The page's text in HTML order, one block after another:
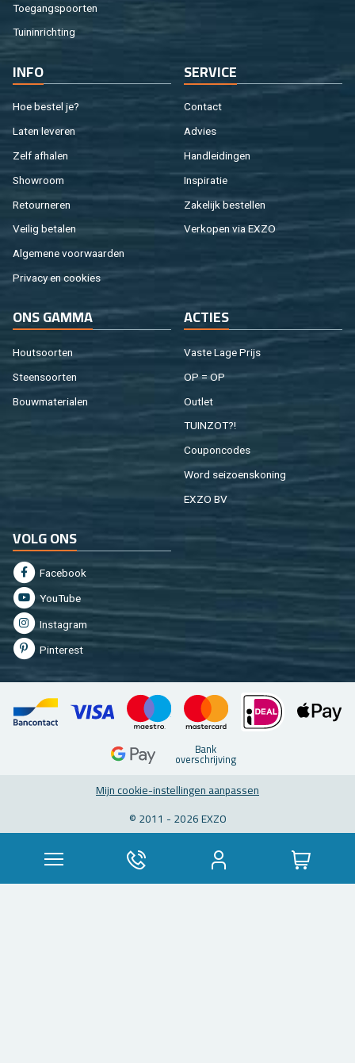
Toe­gangs­poor­ten
Tuin­in­rich­ting
INFO
Hoe be­stel je?
Laten le­ve­ren
Zelf af­ha­len
Show­room
Re­tour­ne­ren
Vei­lig be­ta­len
Al­ge­me­ne voor­waar­den
Pri­va­cy en coo­kies
SER­VI­CE
Con­tact
Ad­vies
Hand­lei­din­gen
In­spi­ra­tie
Za­ke­lijk be­stel­len
Ver­ko­pen via EXZO
ONS GAMMA
Hout­soor­ten
Steen­soor­ten
Bouw­ma­te­ri­a­len
AC­TIES
Vaste Lage Prijs
OP = OP
Out­let
TUIN­ZOT?!
Cou­pon­co­des
Word sei­zoens­ko­ning
EXZO BV
VOLG ONS
Fa­cebook
You­Tu­be
In­st­agram
Pin­te­rest
Bank
over­schrij­ving
Mijn coo­kie-in­stel­lin­gen aan­pas­sen
© 2011 - 2026 EXZO